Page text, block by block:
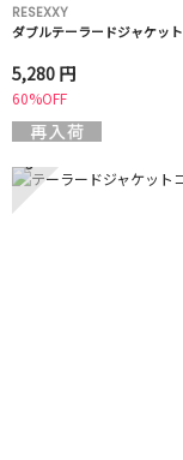
RESEXXY
ダブルテーラードジャケット
5,280 円
60%OFF
5